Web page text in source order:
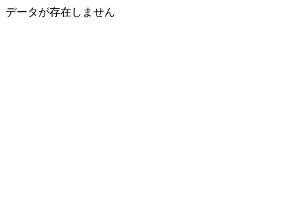
データが存在しません